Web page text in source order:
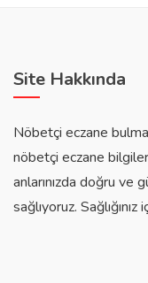
Site Hakkında
Nöbetçi eczane
nöbetçi eczane
anlarınızda doğru ve
sağlıyoruz. Sağlığınız